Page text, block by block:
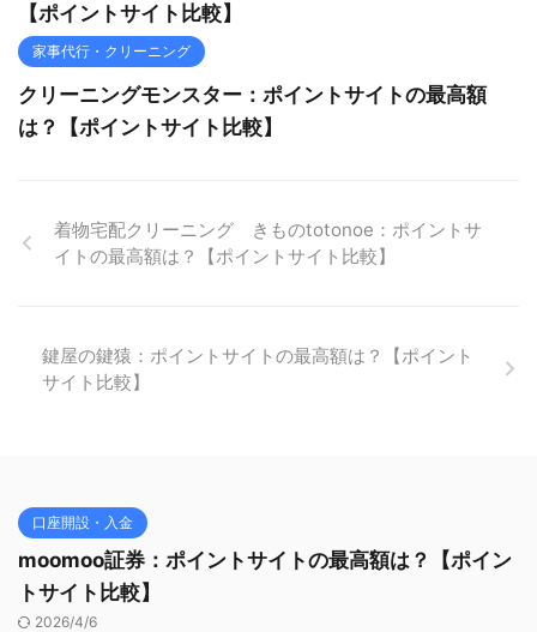
【ポイントサイト比較】
家事代行・クリーニング
クリーニングモンスター：ポイントサイトの最高額
は？【ポイントサイト比較】
着物宅配クリーニング きものtotonoe：ポイントサ
イトの最高額は？【ポイントサイト比較】
鍵屋の鍵猿：ポイントサイトの最高額は？【ポイント
サイト比較】
口座開設・入金
moomoo証券：ポイントサイトの最高額は？【ポイン
トサイト比較】
2026/4/6